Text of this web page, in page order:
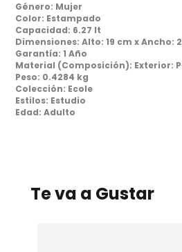
Género: Mujer
Color: Estampado
Capacidad: 6.27 lt
Dimensiones:Alto: 19 cm x Ancho:
Garantía:1 Año
Material (Composición): Exterior:
Peso: 0.4284 kg
Colección: Ecole
Estilos: Estudio
Edad:Adulto
Te va a Gustar